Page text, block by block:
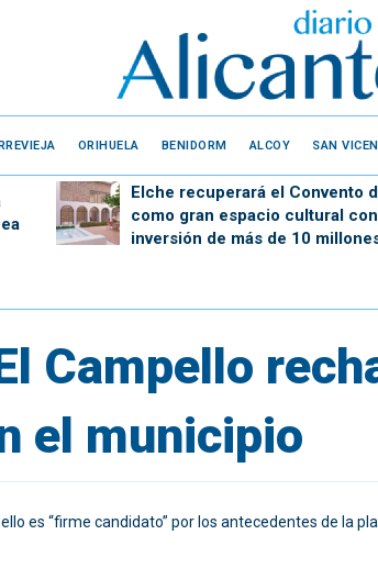
ORIHUELA BENIDORM ALCOY SAN
Elche recuperará el Convento
como gran espacio cultural
inversión de más de 10
Campello
el municipio
es “firme candidato” por los antecedentes de la